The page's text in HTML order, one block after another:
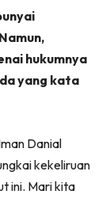
hukumnya
yang kata
Danial
kekeliruan
ini. Mari kita